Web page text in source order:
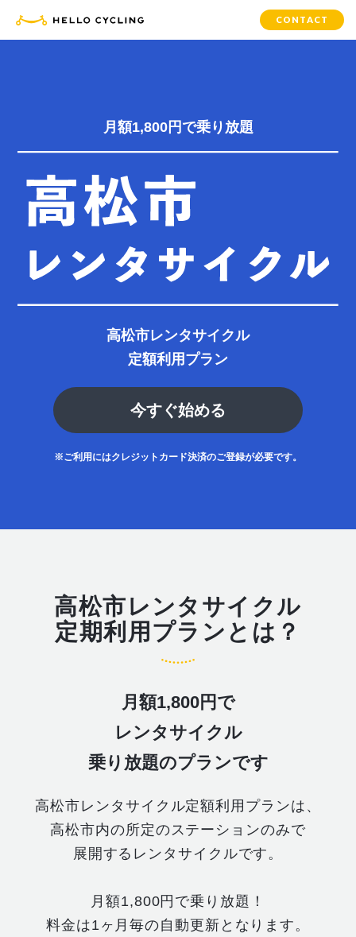
CONTACT
月額1,800円で乗り放題
高松市レンタサイクル
定額利用プラン
今すぐ始める
※ご利用にはクレジットカード決済のご登録が必要です。
高松市レンタサイクル
定期利用プランとは？
月額1,800円で
レンタサイクル
乗り放題のプランです
高松市レンタサイクル定額利用プランは、
高松市内の所定のステーションのみで
展開するレンタサイクルです。
月額1,800円で乗り放題！
料金は1ヶ月毎の自動更新となります。